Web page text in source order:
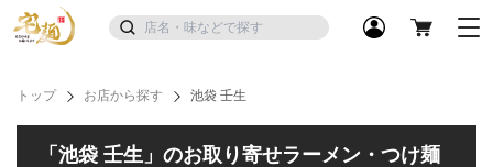
トップ お店から探す 池袋 壬生
「池袋 壬生」のお取り寄せラーメン・つけ麺